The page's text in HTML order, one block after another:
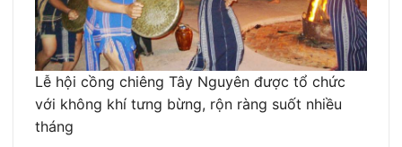
Lễ hội cồng chiêng Tây Nguyên được tổ chức
với không khí tưng bừng, rộn ràng suốt nhiều
tháng